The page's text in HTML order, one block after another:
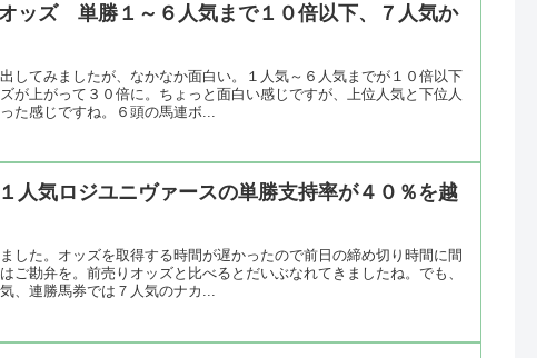
ッズ 単勝１～６人気まで１０倍以下、７人気か
してみましたが、なかなか面白い。１人気～６人気までが１０倍以下
が上がって３０倍に。ちょっと面白い感じですが、上位人気と下位人
た感じですね。６頭の馬連ボ...
気ロジユニヴァースの単勝支持率が４０％を越
した。オッズを取得する時間が遅かったので前日の締め切り時間に間
ご勘弁を。前売りオッズと比べるとだいぶなれてきましたね。でも、
、連勝馬券では７人気のナカ...